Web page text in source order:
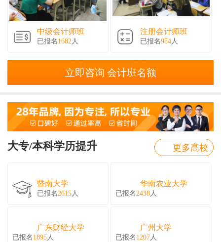
中级会计师班
已报名 1682 人
注册会计师班
已报名954人
立即咨询 会计班名额
大专/本科学历提升 更多高校
暨南大学
已报名2615人
广东财经大学
已报名 1895人
华南农业大学
已报名2438人
广州大学
已报名 1207人